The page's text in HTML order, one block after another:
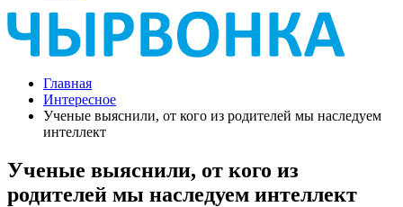
Главная
Интересное
Ученые выяснили, от кого из родителей мы наследуем
интеллект
Ученые выяснили, от кого из
родителей мы наследуем интеллект